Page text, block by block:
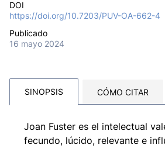
DOI
https://doi.org/10.7203/PUV-OA-662-4
Publicado
16 mayo 2024
SINOPSIS CÓMO CITAR
Joan Fuster es el intelectual
fecundo, lúcido, relevante e